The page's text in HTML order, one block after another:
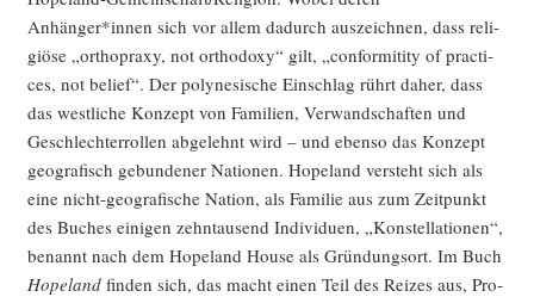
Anhänger*innen sich vor allem dadurch aus­zeich­nen, dass reli­
giö­se „orthop­ra­xy, not ortho­do­xy“ gilt, „con­for­mi­tity of prac­ti­
ces, not belief“. Der poly­ne­si­sche Ein­schlag rührt daher, dass
das west­li­che Kon­zept von Fami­li­en, Ver­wand­schaf­ten und
Geschlech­ter­rol­len abge­lehnt wird – und eben­so das Kon­zept
geo­gra­fisch gebun­de­ner Natio­nen. Hope­land ver­steht sich als
eine nicht-geo­gra­fi­sche Nati­on, als Fami­lie aus zum Zeit­punkt
des Buches eini­gen zehn­tau­send Indi­vi­du­en, „Kon­stel­la­tio­nen“,
benannt nach dem Hope­land House als Grün­dungs­ort. Im Buch
Hope­landfin­den sich, das macht einen Teil des Rei­zes aus, Pro­